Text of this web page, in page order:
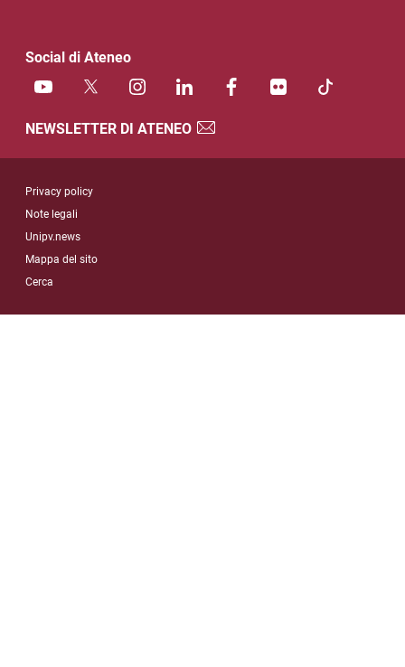
Social di Ateneo
NEWSLETTER DI ATENEO
Privacy policy
Note legali
Unipv.news
Mappa del sito
Cerca